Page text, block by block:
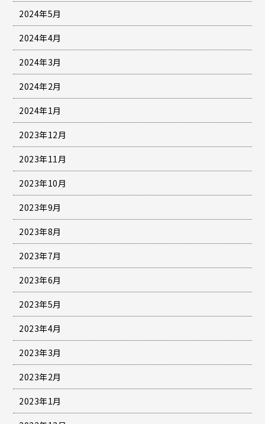
2024年5月
2024年4月
2024年3月
2024年2月
2024年1月
2023年12月
2023年11月
2023年10月
2023年9月
2023年8月
2023年7月
2023年6月
2023年5月
2023年4月
2023年3月
2023年2月
2023年1月